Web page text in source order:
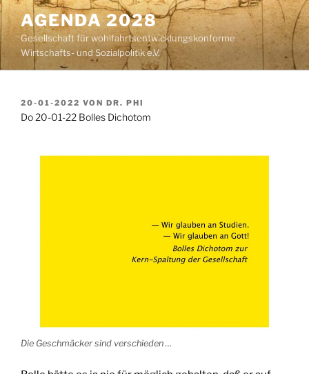
Zum
Inhalt
springen
AGENDA 2028
Gesellschaft für wohlfahrtsentwicklungskonforme
Wirtschafts- und Sozialpolitik e.V.
VERÖFFENTLICHT
AM
20-01-2022 VON DR. PHI
Do 20-01-22 Bolles Dichotom
Die Geschmäcker sind verschieden …